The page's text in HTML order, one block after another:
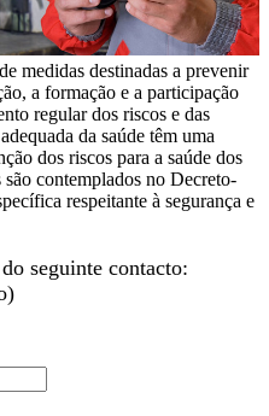
medidas destinadas a prevenir
a formação e a participação
regular dos riscos e das
da saúde têm uma
dos riscos para a saúde dos
são contemplados no Decreto-
respeitante à segurança e
seguinte contacto: